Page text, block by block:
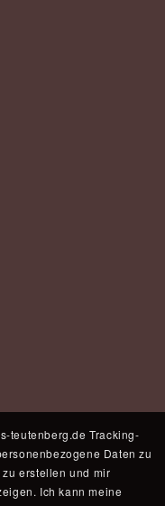
teutenberg.de Tracking-
Daten zu
erstellen und mir
Ich kann meine